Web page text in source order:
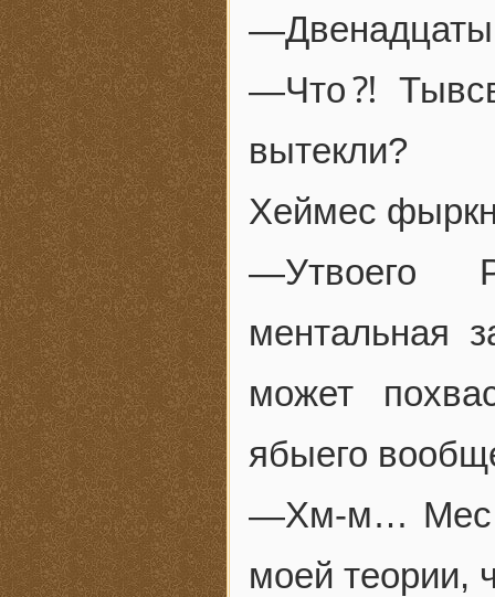
—Что⁈
вытекли?
Хеймес
—Утвоего
ментальная
может
ябыего
—Хм-м… Мес,
моей теории,